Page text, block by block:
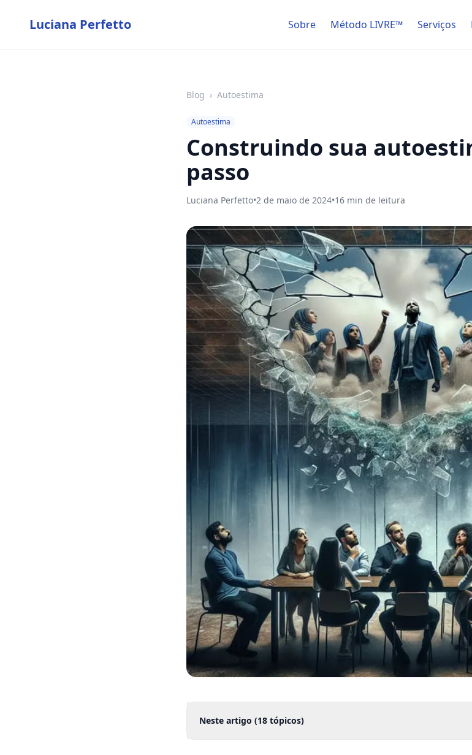
Luciana Perfetto Sobre Método LIVRE™ Serviços
Blog › Autoestima
Autoestima
Construindo sua
passo
Luciana Perfetto•2 de maio de 2024•16 min de leitura
Neste artigo (18 tópicos)